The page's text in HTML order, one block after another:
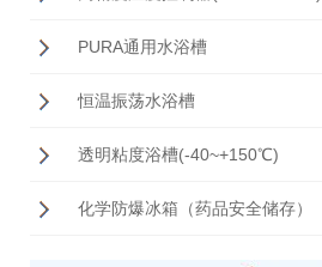
PURA通用水浴槽
恒温振荡水浴槽
透明粘度浴槽(-40~+150℃)
化学防爆冰箱（药品安全储存）